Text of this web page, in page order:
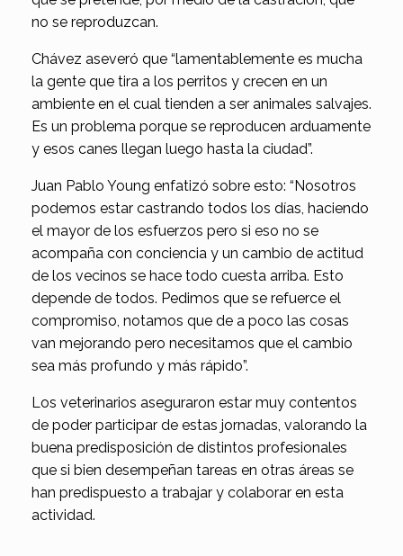
no se reproduzcan.
Chávez aseveró que “lamentablemente es mucha
la gente que tira a los perritos y crecen en un
ambiente en el cual tienden a ser animales salvajes.
Es un problema porque se reproducen arduamente
y esos canes llegan luego hasta la ciudad”.
Juan Pablo Young enfatizó sobre esto: “Nosotros
podemos estar castrando todos los días, haciendo
el mayor de los esfuerzos pero si eso no se
acompaña con conciencia y un cambio de actitud
de los vecinos se hace todo cuesta arriba. Esto
depende de todos. Pedimos que se refuerce el
compromiso, notamos que de a poco las cosas
van mejorando pero necesitamos que el cambio
sea más profundo y más rápido”.
Los veterinarios aseguraron estar muy contentos
de poder participar de estas jornadas, valorando la
buena predisposición de distintos profesionales
que si bien desempeñan tareas en otras áreas se
han predispuesto a trabajar y colaborar en esta
actividad.